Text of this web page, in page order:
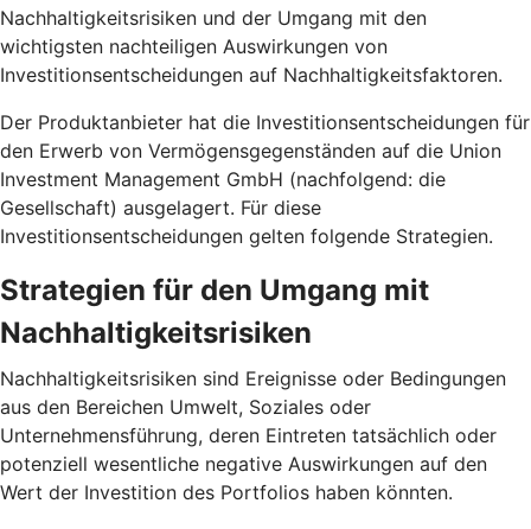
Nachhaltigkeitsrisiken und der Umgang mit den
wichtigsten nachteiligen Auswirkungen von
Investitionsentscheidungen auf Nachhaltigkeitsfaktoren.
Der Produktanbieter hat die Investitionsentscheidungen für
den Erwerb von Vermögensgegenständen auf die Union
Investment Management GmbH (nachfolgend: die
Gesellschaft) ausgelagert. Für diese
Investitionsentscheidungen gelten folgende Strategien.
Strategien für den Umgang mit
Nachhaltigkeitsrisiken
Nachhaltigkeitsrisiken sind Ereignisse oder Bedingungen
aus den Bereichen Umwelt, Soziales oder
Unternehmensführung, deren Eintreten tatsächlich oder
potenziell wesentliche negative Auswirkungen auf den
Wert der Investition des Portfolios haben könnten.